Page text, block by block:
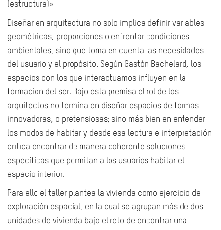
(estructura)»
Diseñar en arquitectura no solo implica definir variables
geométricas, proporciones o enfrentar condiciones
ambientales, sino que toma en cuenta las necesidades
del usuario y el propósito. Según Gastón Bachelard, los
espacios con los que interactuamos influyen en la
formación del ser. Bajo esta premisa el rol de los
arquitectos no termina en diseñar espacios de formas
innovadoras, o pretensiosas; sino más bien en entender
los modos de habitar y desde esa lectura e interpretación
critica encontrar de manera coherente soluciones
específicas que permitan a los usuarios habitar el
espacio interior.
Para ello el taller plantea la vivienda como ejercicio de
exploración espacial, en la cual se agrupan más de dos
unidades de vivienda bajo el reto de encontrar una